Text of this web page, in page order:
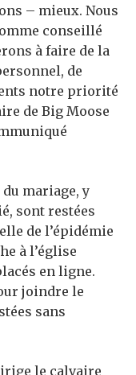
– mieux. Nous
conseillé
à faire de la
de
notre priorité
de Big Moose
mariage, y
sont restées
de l’épidémie
à l’église
en ligne.
joindre le
sans
le calvaire